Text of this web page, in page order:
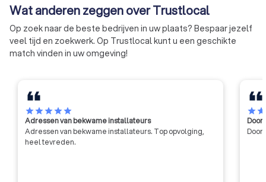
in meer dan 165 afdelingen. Meer
dan 23.000 leden zijn
gecertificeerde coaches. In 2006
werd ICF Belgium verkozen om
de « European Coaching
internationale erkenning
opleverde, die officieel door ICF
op wereldniveau werd bevestigd
in 2010 door de toekenning van
de Chartered Chapter voor ICF
Wat anderen zeggen over Trustlocal
Op zoek naar de beste bedrijven in uw plaats? Bespaar jezelf
veel tijd en zoekwerk. Op Trustlocal kunt u een geschikte
match vinden in uw omgeving!
starstarstarstarstar
Adressen van bekwame installateurs
Adressen van bekwame installateurs. Top opvolging,
heel tevreden.
starstar
Door
Door